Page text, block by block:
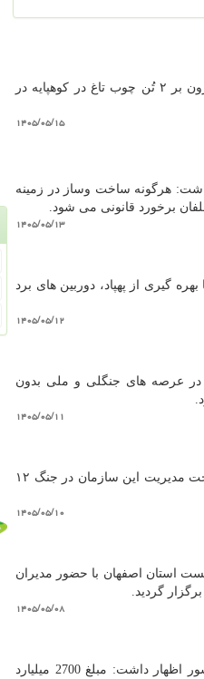
فقط سفر: فرمانده یگان حفاظت اداره کل منابع طبیعی استان اصفهان از کشف افزون بر ۲ تُن چوب تاغ در کوهپایه در
۱۴۰۵/۰۵/۱۵
هرگونه ساخت وساز در زمینه
برخورد قانونی می شود.
۱۴۰۵/۰۵/۱۳
گیری از پهپاد، دوربین های برد
۱۴۰۵/۰۵/۱۲
در عرصه های جنگلی و ملی بدون
۱۴۰۵/۰۵/۱۱
به گزارش فقط سفر، رئیس سازمان حفاظت محیط زیست از صدمه به ۱۳ منطقه تحت مدیریت این سازمان در جنگ ۱۲
۱۴۰۵/۰۵/۱۰
استان اصفهان با حضور مدیران
گردید.
۱۴۰۵/۰۵/۰۸
به گزارش فقط سفر، مدیرعامل شرکت ساخت و توسعه زیربناهای حمل و نقل کشور اظهار داشت: مبلغ 2700 میلیارد